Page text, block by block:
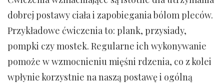
dobrej postawy ciała i zapobiegania bólom pleców.
Przykładowe ćwiczenia to: plank, przysiady,
pompki czy mostek. Regularne ich wykonywanie
pomoże w wzmocnieniu mięśni rdzenia, co z kolei
wpłynie korzystnie na naszą postawę i ogólną